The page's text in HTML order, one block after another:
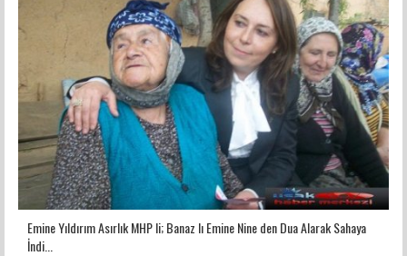
Emine Yıldırım Asırlık MHP li; Banaz lı Emine Nine den Dua Alarak Sahaya
İndi...